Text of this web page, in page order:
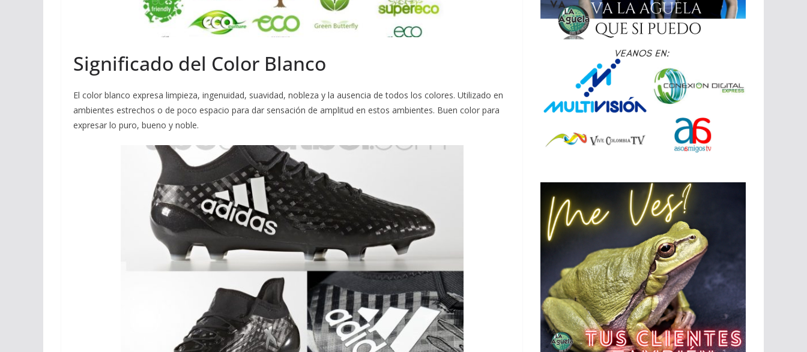
Significado del Color Blanco
El color blanco expresa limpieza, ingenuidad, suavidad, nobleza y la ausencia de todos los colores. Utilizado en
ambientes estrechos o de poco espacio para dar sensación de amplitud en estos ambientes. Buen color para
expresar lo puro, bueno y noble.